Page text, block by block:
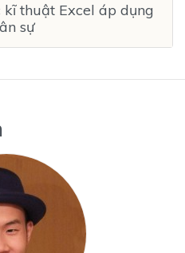
kĩ thuật Excel áp dụng
sự